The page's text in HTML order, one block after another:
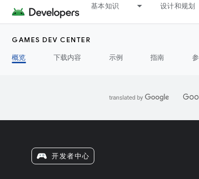
基本知识 设计和规划
GAMES DEV CENTER
概览
下载内容 示例 指南
开发者中心